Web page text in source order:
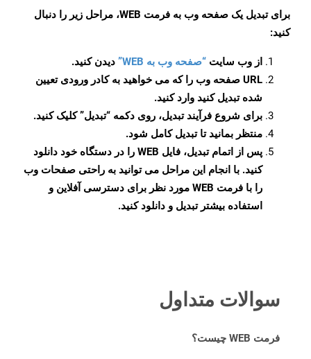
برای تبدیل یک صفحه وب به فرمت WEB، مراحل زیر را دنبال
کنید:
از وب سایت “صفحه وب به WEB”
دیدن کنید.
URL صفحه وب را که می خواهید به کادر ورودی تعیین
شده تبدیل کنید وارد کنید.
برای شروع فرآیند تبدیل، روی دکمه “تبدیل” کلیک کنید.
منتظر بمانید تا تبدیل کامل شود.
پس از اتمام تبدیل، فایل WEB را در دستگاه خود دانلود
کنید. با انجام این مراحل می توانید به راحتی صفحات وب
را با فرمت WEB مورد نظر برای دسترسی آفلاین و
استفاده بیشتر تبدیل و دانلود کنید.
سوالات متداول
فرمت WEB چیست؟